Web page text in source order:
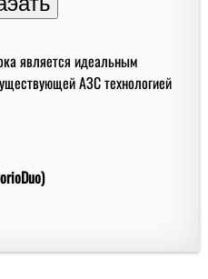
является идеальным
АЗС технологией